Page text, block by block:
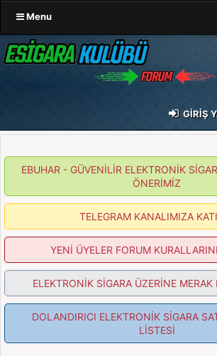
Menu
GIRIŞ
EBUHAR - GÜVENİLİR ELEKTRONİK
ÖNERİMİZ
TELEGRAM KANALIMIZA
YENİ ÜYELER FORUM
ELEKTRONİK SİGARA ÜZERİNE
DOLANDIRICI ELEKTRONİK SİGARA
LİSTESİ